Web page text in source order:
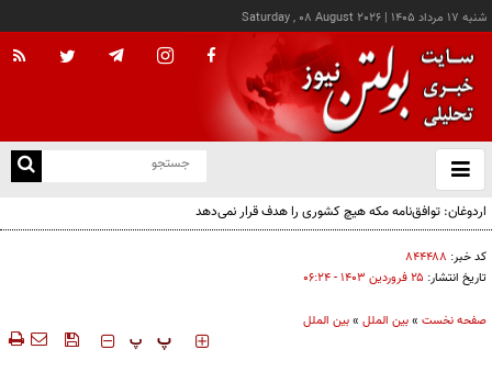
شنبه ۱۷ مرداد ۱۴۰۵ |
Saturday , 08 August 2026
باز
و
اردوغان: توافق‌نامه مکه هیچ کشوری را هدف قرار نمی‌دهد
کد خبر: ۸۴۴۴۸۸
تاریخ انتشار: ۲۵ فروردين ۱۴۰۳ - ۰۶:۲۴
صفحه نخست »بین الملل »بین الملل
‍‍‍ پ پ